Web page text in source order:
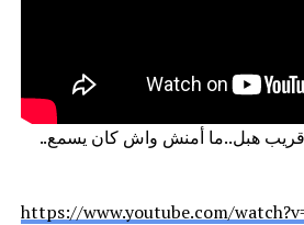
قريب هبل..ما أمنش واش كان يسمع..
https://www.youtube.com/